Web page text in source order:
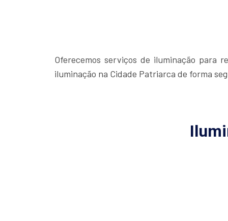
Oferecemos serviços de iluminação para
iluminação na Cidade Patriarca de forma